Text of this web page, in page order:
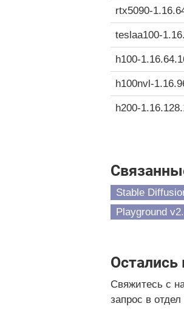
rtx5090-
teslaa100-
h100-
h100nvl-
h200-
Stable
Playground
Свяжитесь с
запрос в